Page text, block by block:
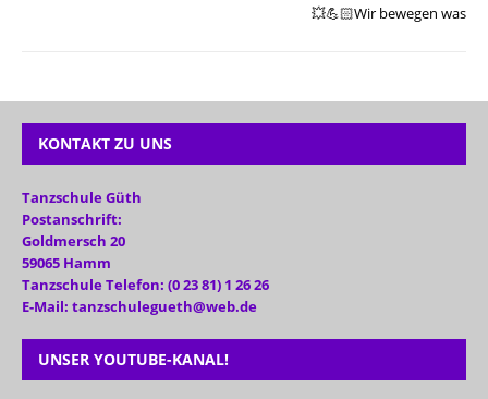
💥💪🏻Wir bewegen was
KONTAKT ZU UNS
Tanzschule Güth
Postanschrift:
Goldmersch 20
59065 Hamm
Tanzschule Telefon: (0 23 81) 1 26 26
E-Mail: tanzschulegueth@web.de
UNSER YOUTUBE-KANAL!